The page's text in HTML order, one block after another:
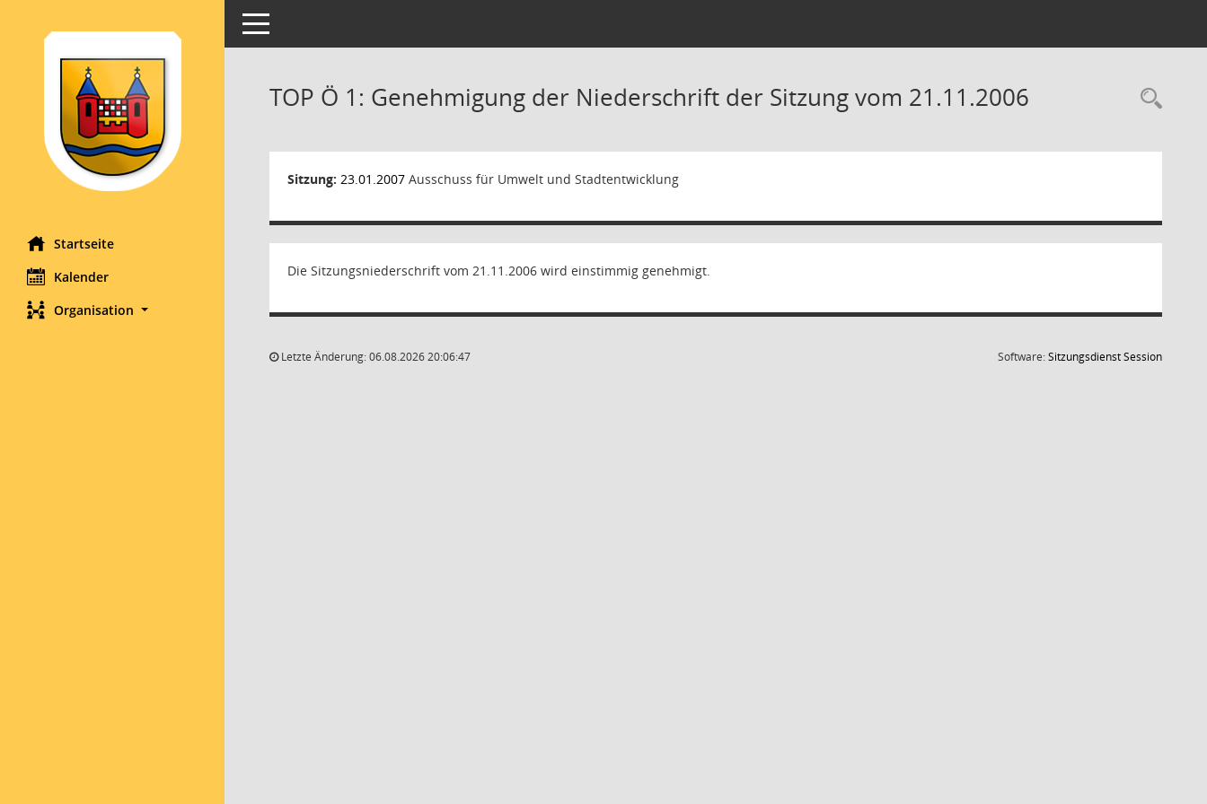
Startseite
Kalender
Organisation
Toggle navigation
TOP Ö 1: Genehmigung der Niederschrift der Sitzung vom 21.11.2006
Sitzung: 23.01.2007 Ausschuss für Umwelt und Stadtentwicklung
Die Sitzungsniederschrift vom 21.11.2006 wird einstimmig genehmigt.
Letzte Änderung: 06.08.2026 20:06:47 Software:SitzungsdienstSession(Wird in